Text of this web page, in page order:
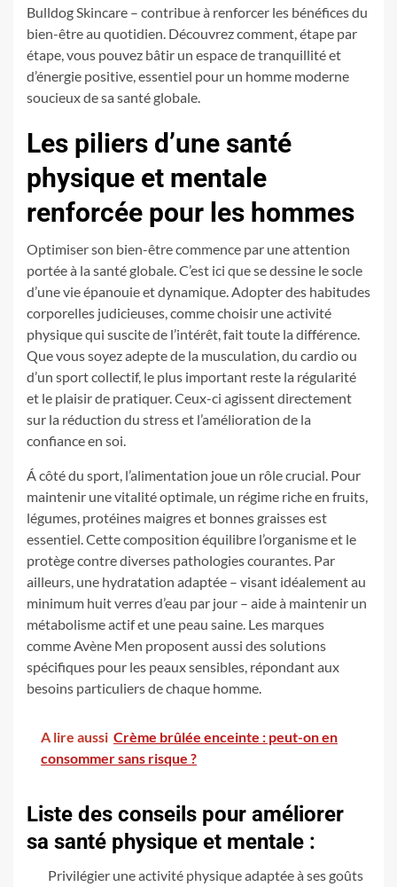
Bulldog Skincare – contribue à renforcer les bénéfices du
bien-être au quotidien. Découvrez comment, étape par
étape, vous pouvez bâtir un espace de tranquillité et
d’énergie positive, essentiel pour un homme moderne
soucieux de sa santé globale.
Les piliers d’une santé
physique et mentale
renforcée pour les hommes
Optimiser son bien-être commence par une attention
portée à la santé globale. C’est ici que se dessine le socle
d’une vie épanouie et dynamique. Adopter des habitudes
corporelles judicieuses, comme choisir une activité
physique qui suscite de l’intérêt, fait toute la différence.
Que vous soyez adepte de la musculation, du cardio ou
d’un sport collectif, le plus important reste la régularité
et le plaisir de pratiquer. Ceux-ci agissent directement
sur la réduction du stress et l’amélioration de la
confiance en soi.
Á côté du sport, l’alimentation joue un rôle crucial. Pour
maintenir une vitalité optimale, un régime riche en fruits,
légumes, protéines maigres et bonnes graisses est
essentiel. Cette composition équilibre l’organisme et le
protège contre diverses pathologies courantes. Par
ailleurs, une hydratation adaptée – visant idéalement au
minimum huit verres d’eau par jour – aide à maintenir un
métabolisme actif et une peau saine. Les marques
comme Avène Men proposent aussi des solutions
spécifiques pour les peaux sensibles, répondant aux
besoins particuliers de chaque homme.
A lire aussi Crème brûlée enceinte : peut-on en
consommer sans risque ?
Liste des conseils pour améliorer
sa santé physique et mentale :
Privilégier une activité physique adaptée à ses goûts